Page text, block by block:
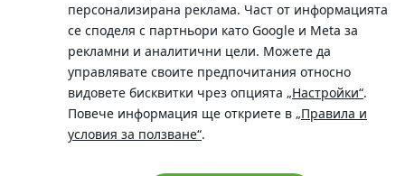
персонализирана реклама. Част от информацията
се споделя с партньори като Google и Meta за
рекламни и аналитични цели. Можете да
управлявате своите предпочитания относно
видовете бисквитки чрез опцията „Настройки“.
Повече информация ще откриете в „Правила и
условия за ползване“.
Телефон:
0700 10 375 / *2375
Московска No.19 / ул. Г. Бенковски No. 5, София 1036
SWIFT/BIC:
BIC/SWIFT на Банка ДСК: STSABGSF